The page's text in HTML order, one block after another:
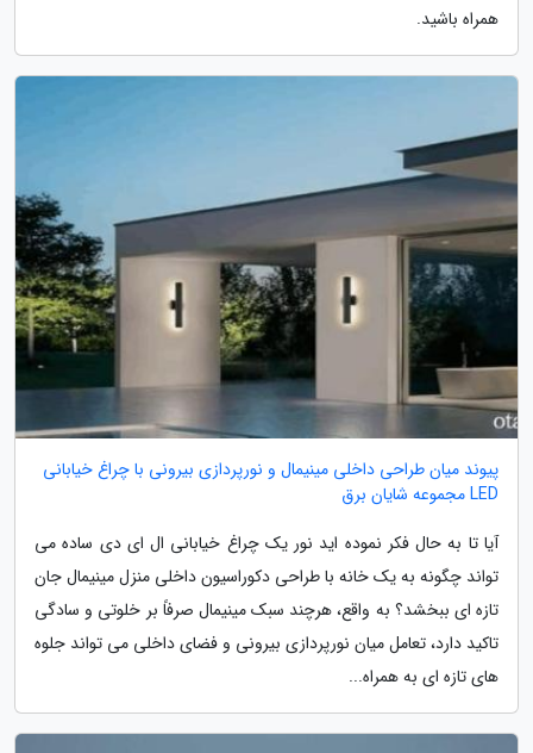
همراه باشید.
پیوند میان طراحی داخلی مینیمال و نورپردازی بیرونی با چراغ خیابانی
LED مجموعه شایان برق
آیا تا به حال فکر نموده اید نور یک چراغ خیابانی ال ای دی ساده می
تواند چگونه به یک خانه با طراحی دکوراسیون داخلی منزل مینیمال جان
تازه ای ببخشد؟ به واقع، هرچند سبک مینیمال صرفاً بر خلوتی و سادگی
تاکید دارد، تعامل میان نورپردازی بیرونی و فضای داخلی می تواند جلوه
های تازه ای به همراه...